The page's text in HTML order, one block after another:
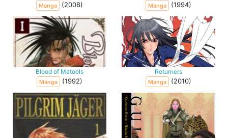
Manga (2008) Manga (1994)
Blood of Matools
Manga (1992)
Returners
Manga (2010)